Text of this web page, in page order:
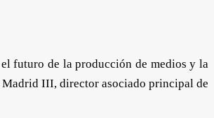
futuro de la producción de medios y la
III, director asociado principal de